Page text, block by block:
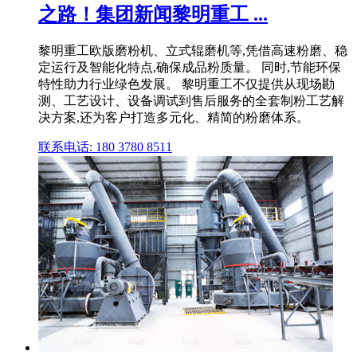
之路！集团新闻黎明重工 ...
黎明重工欧版磨粉机、立式辊磨机等,凭借高速粉磨、稳
定运行及智能化特点,确保成品粉质量。 同时,节能环保
特性助力行业绿色发展。 黎明重工不仅提供从现场勘
测、工艺设计、设备调试到售后服务的全套制粉工艺解
决方案,还为客户打造多元化、精简的粉磨体系。
联系电话: 180 3780 8511